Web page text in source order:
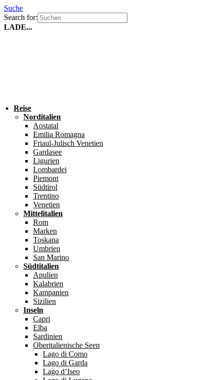
Suche
Search for:
LADE...
Reise
Norditalien
Aostatal
Emilia Romagna
Friaul-Julisch Venetien
Gardasee
Ligurien
Lombardei
Piemont
Südtirol
Trentino
Venetien
Mittelitalien
Rom
Marken
Toskana
Umbrien
San Marino
Südtitalien
Apulien
Kalabrien
Kampanien
Sizilien
Inseln
Capri
Elba
Sardinien
Oberitalienische Seen
Lago di Como
Lago di Garda
Lago d’Iseo